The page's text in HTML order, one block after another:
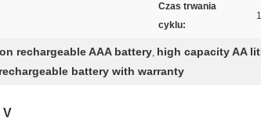
Czas trwania
cyklu:
rechargeable AAA battery, high capacity AA
battery with warranty
V